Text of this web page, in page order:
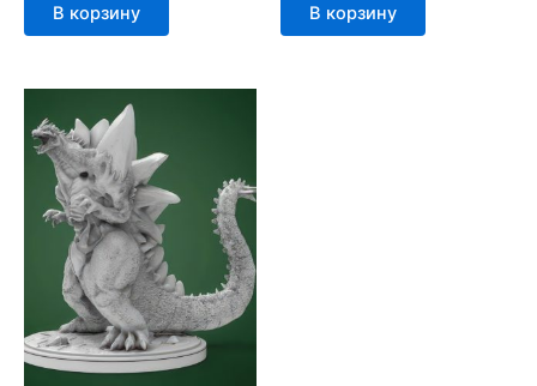
В корзину В корзину